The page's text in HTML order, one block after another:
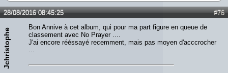
#76
28/08/2016 08:45:25
Jchristophe
Bon Annive à cet album, qui pour ma part figure en queue de
classement avec No Prayer ....
J'ai encore rééssayé recemment, mais pas moyen d'acccrocher